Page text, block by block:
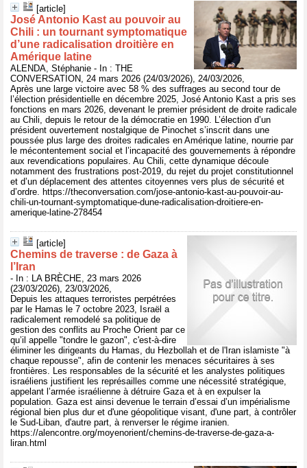
[article]
José Antonio Kast au pouvoir au
Chili : un tournant symptomatique
d’une radicalisation droitière en
Amérique latine
ALENDA, Stéphanie - In : THE
CONVERSATION, 24 mars 2026 (24/03/2026), 24/03/2026,
Après une large victoire avec 58 % des suffrages au second tour de
l’élection présidentielle en décembre 2025, José Antonio Kast a pris ses
fonctions en mars 2026, devenant le premier président de droite radicale
au Chili, depuis le retour de la démocratie en 1990. L’élection d’un
président ouvertement nostalgique de Pinochet s’inscrit dans une
poussée plus large des droites radicales en Amérique latine, nourrie par
le mécontentement social et l’incapacité des gouvernements à répondre
aux revendications populaires. Au Chili, cette dynamique découle
notamment des frustrations post-2019, du rejet du projet constitutionnel
et d’un déplacement des attentes citoyennes vers plus de sécurité et
d’ordre. https://theconversation.com/jose-antonio-kast-au-pouvoir-au-
chili-un-tournant-symptomatique-dune-radicalisation-droitiere-en-
amerique-latine-278454
[article]
Chemins de traverse : de Gaza à
l’Iran
- In : LA BRÈCHE, 23 mars 2026
(23/03/2026), 23/03/2026,
Depuis les attaques terroristes perpétrées
par le Hamas le 7 octobre 2023, Israël a
radicalement remodelé sa politique de
gestion des conflits au Proche Orient par ce
qu’il appelle "tondre le gazon", c'est-à-dire
éliminer les dirigeants du Hamas, du Hezbollah et de l'Iran islamiste "à
chaque repousse", afin de contenir les menaces sécuritaires à ses
frontières. Les responsables de la sécurité et les analystes politiques
israéliens justifient les représailles comme une nécessité stratégique,
appelant l’armée israélienne à détruire Gaza et à en expulser la
population. Gaza est ainsi devenue le terrain d’essai d’un impérialisme
régional bien plus dur et d'une géopolitique visant, d'une part, à contrôler
le Sud-Liban, d'autre part, à renverser le régime iranien.
https://alencontre.org/moyenorient/chemins-de-traverse-de-gaza-a-
liran.html